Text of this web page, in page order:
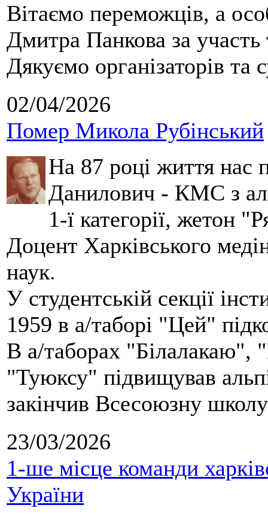
Вітаємо переможців, а
Дмитра Панкова за
Дякуємо організаторів та
02/04/2026
Помер Микола Рубінський
На 87 році життя нас
Данилович - КМС з
1-ї категорії, жетон
Доцент Харківського
наук.
У студентській секції
1959 в а/таборі "Цей"
В а/таборах "Білалакаю",
"Туюксу" підвищував
закінчив Всесоюзну
23/03/2026
1-ше місце команди
України